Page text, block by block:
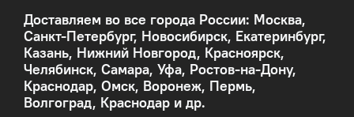
Доставляем во все города России: Москва,
Санкт-Петербург, Новосибирск, Екатеринбург,
Казань, Нижний Новгород, Красноярск,
Челябинск, Самара, Уфа, Ростов-на-Дону,
Краснодар, Омск, Воронеж, Пермь,
Волгоград, Краснодар и др.